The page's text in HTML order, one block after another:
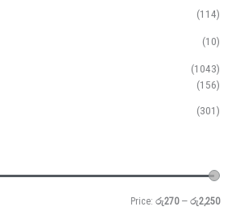
(114)
(10)
(1043)
(156)
(301)
Price: රු270— රු2,250